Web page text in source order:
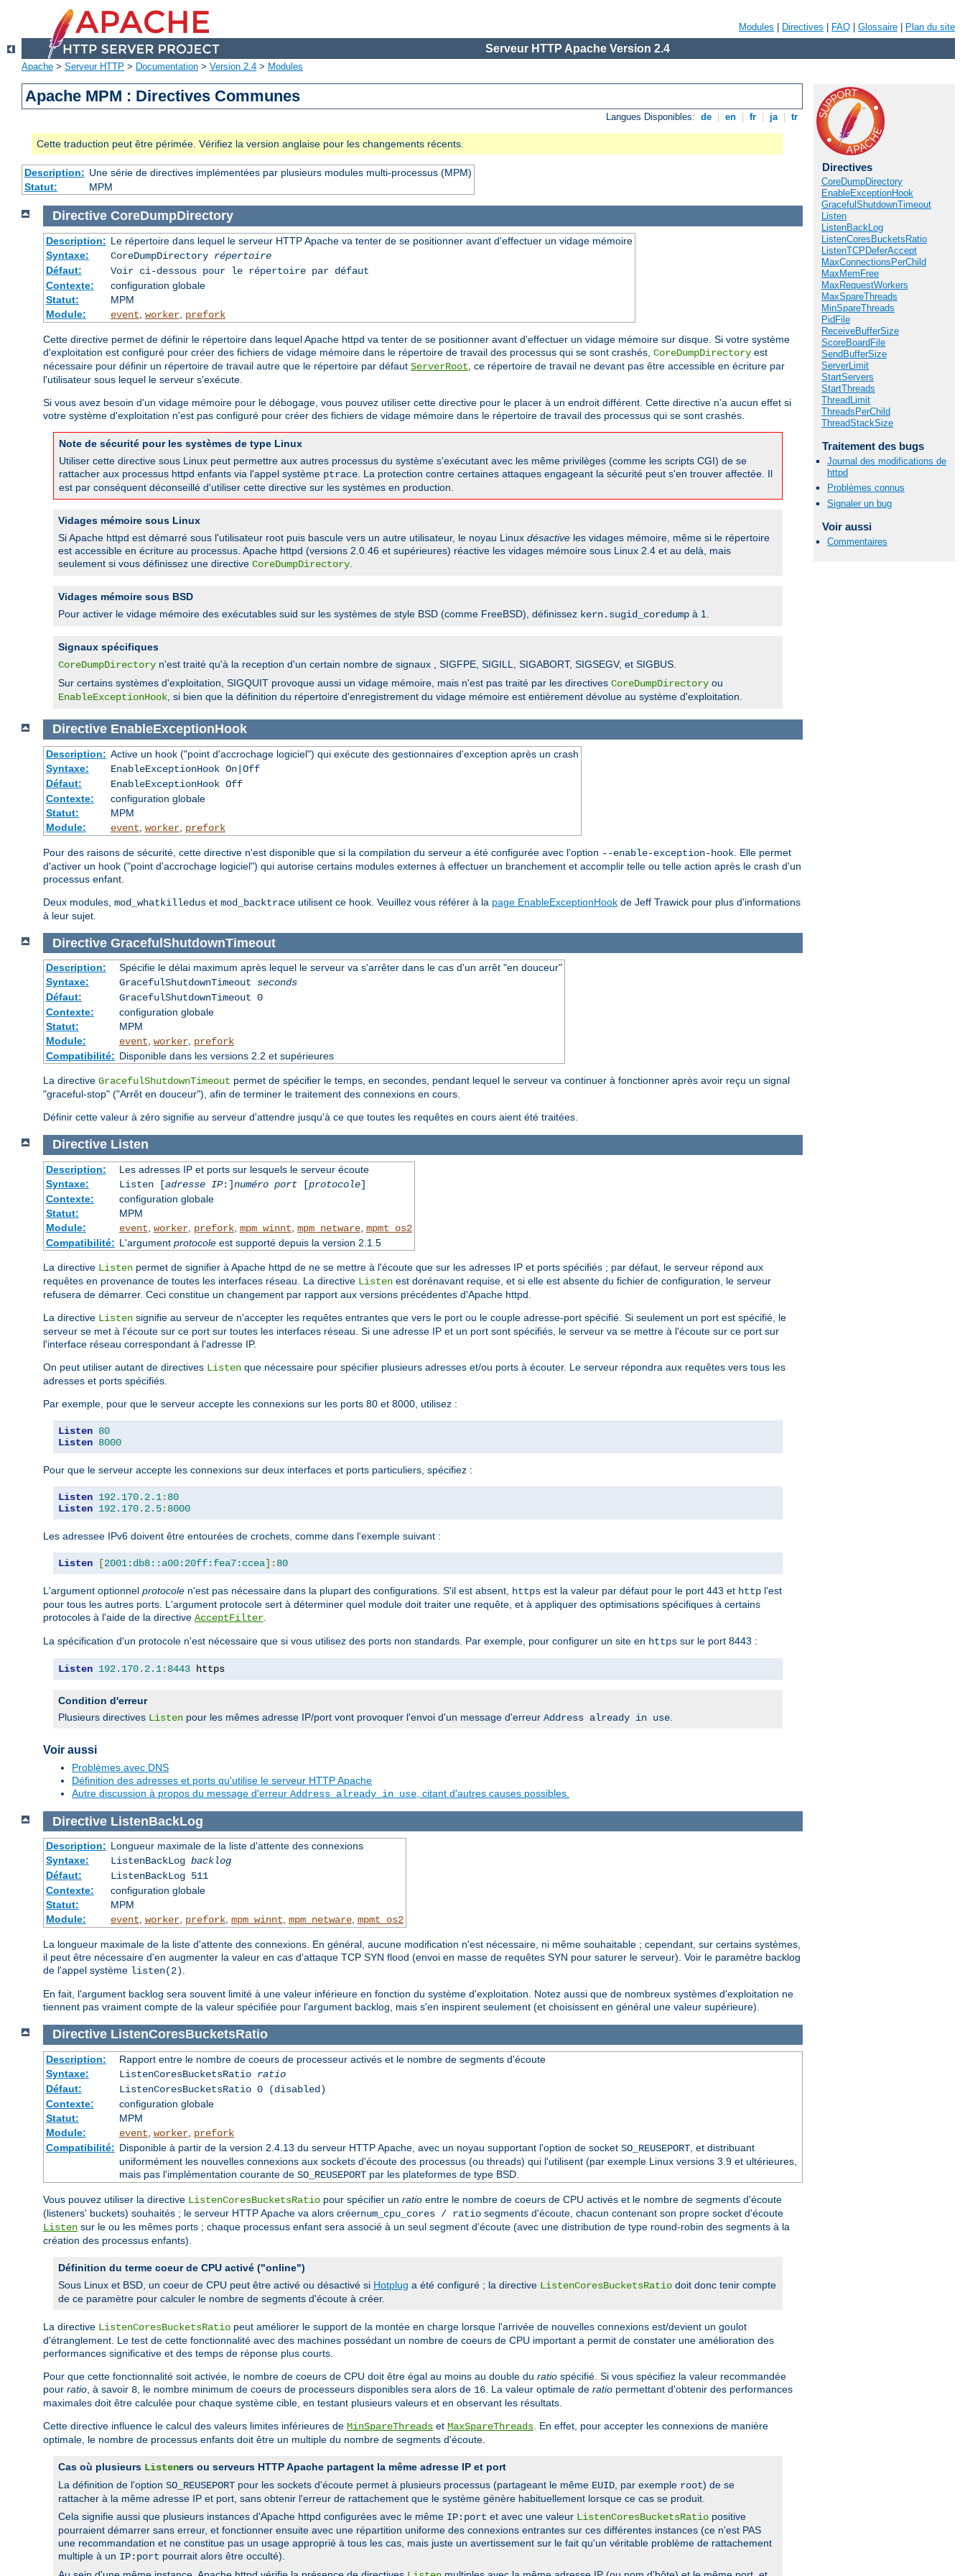
Modules Directives FAQ Glossaire Plan du site
Serveur HTTP Apache Version 2.4
Apache > Serveur HTTP > Documentation > Version 2.4 > Modules
Apache MPM : Directives Communes
Langues Disponibles: de en fr ja tr
Cette traduction peut être périmée. Vérifiez la version anglaise pour les changements récents.
Description: Une série de directives implémentées par plusieurs modules multi-processus (MPM)
Statut:
MPM
Directives
CoreDumpDirectory
EnableExceptionHook
GracefulShutdownTimeout
Listen
ListenBackLog
ListenCoresBucketsRatio
ListenTCPDeferAccept
MaxConnectionsPerChild
MaxMemFree
MaxRequestWorkers
MaxSpareThreads
MinSpareThreads
PidFile
ReceiveBufferSize
ScoreBoardFile
SendBufferSize
ServerLimit
StartServers
StartThreads
ThreadLimit
ThreadsPerChild
ThreadStackSize
Traitement des bugs
Journal des modifications de
httpd
Problèmes connus
Signaler un bug
Voir aussi
Commentaires
Directive CoreDumpDirectory
Description: Le répertoire dans lequel le serveur HTTP Apache va tenter de se positionner avant d'effectuer un vidage mémoire
Syntaxe:
CoreDumpDirectory répertoire
Défaut:
Voir ci-dessous pour le répertoire par défaut
Contexte:
configuration globale
Statut:
MPM
Module:
event worker, prefork
Cette directive permet de définir le répertoire dans lequel Apache httpd va tenter de se positionner avant d'effectuer un vidage mémoire sur disque. Si votre système
d'exploitation est configuré pour créer des fichiers de vidage mémoire dans le répertoire de travail des processus qui se sont crashés, CoreDumpDirectory est
nécessaire pour définir un répertoire de travail autre que le répertoire par défaut ServerRoot , ce répertoire de travail ne devant pas être accessible en écriture par
l'utilisateur sous lequel le serveur s'exécute.
Si vous avez besoin d'un vidage mémoire pour le débogage, vous pouvez utiliser cette directive pour le placer à un endroit différent. Cette directive n'a aucun effet si
votre système d'exploitation n'est pas configuré pour créer des fichiers de vidage mémoire dans le répertoire de travail des processus qui se sont crashés.
Note de sécurité pour les systèmes de type Linux
Utiliser cette directive sous Linux peut permettre aux autres processus du système s'exécutant avec les même privilèges (comme les scripts CGI) de se
rattacher aux processus httpd enfants via l'appel système ptrace . La protection contre certaines attaques engageant la sécurité peut s'en trouver affectée. Il
est par conséquent déconseillé d'utiliser cette directive sur les systèmes en production.
Vidages mémoire sous Linux
Si Apache httpd est démarré sous l'utilisateur root puis bascule vers un autre utilisateur, le noyau Linux désactive les vidages mémoire, même si le répertoire
est accessible en écriture au processus. Apache httpd (versions 2.0.46 et supérieures) réactive les vidages mémoire sous Linux 2.4 et au delà, mais
seulement si vous définissez une directive CoreDumpDirectory
Vidages mémoire sous BSD
Pour activer le vidage mémoire des exécutables suid sur les systèmes de style BSD (comme FreeBSD), définissez kern.sugid_coredump à 1.
Signaux spécifiques
CoreDumpDirectory n'est traité qu'à la reception d'un certain nombre de signaux , SIGFPE, SIGILL, SIGABORT, SIGSEGV, et SIGBUS.
Sur certains systèmes d'exploitation, SIGQUIT provoque aussi un vidage mémoire, mais n'est pas traité par les directives CoreDumpDirectory ou
EnableExceptionHook , si bien que la définition du répertoire d'enregistrement du vidage mémoire est entièrement dévolue au système d'exploitation.
Directive EnableExceptionHook
Description: Active un hook ("point d'accrochage logiciel") qui exécute des gestionnaires d'exception après un crash
Syntaxe:
EnableExceptionHook On|Off
Défaut:
EnableExceptionHook Off
Contexte:
configuration globale
Statut:
MPM
Module:
event worker, prefork
Pour des raisons de sécurité, cette directive n'est disponible que si la compilation du serveur a été configurée avec l'option --enable-exception-hook . Elle permet
d'activer un hook ("point d'accrochage logiciel") qui autorise certains modules externes à effectuer un branchement et accomplir telle ou telle action après le crash d'un
processus enfant.
Deux modules, mod_whatkilledus et mod_backtrace utilisent ce hook. Veuillez vous référer à la page EnableExceptionHook de Jeff Trawick pour plus d'informations
à leur sujet.
Directive GracefulShutdownTimeout
Description:
Spécifie le délai maximum après lequel le serveur va s'arrêter dans le cas d'un arrêt "en douceur"
Syntaxe:
GracefulShutdownTimeout seconds
Défaut:
GracefulShutdownTimeout 0
Contexte:
configuration globale
Statut:
MPM
Module:
event, worker, prefork
Compatibilité: Disponible dans les versions 2.2 et supérieures
La directive GracefulShutdownTimeout permet de spécifier le temps, en secondes, pendant lequel le serveur va continuer à fonctionner après avoir reçu un signal
"graceful-stop" ("Arrêt en douceur"), afin de terminer le traitement des connexions en cours.
Définir cette valeur à zéro signifie au serveur d'attendre jusqu'à ce que toutes les requêtes en cours aient été traitées.
Directive Listen
Description:
Les adresses IP et ports sur lesquels le serveur écoute
Syntaxe:
Listen [adresse IP:]numéro port[protocole]
Contexte:
configuration globale
Statut:
MPM
Module:
event worker, prefork, mpm_winnt mpm_netware, mpmt_os2
Compatibilité: L'argument protocoleest supporté depuis la version 2.1.5
La directive Listen permet de signifier à Apache httpd de ne se mettre à l'écoute que sur les adresses IP et ports spécifiés ; par défaut, le serveur répond aux
requêtes en provenance de toutes les interfaces réseau. La directive Listen est dorénavant requise, et si elle est absente du fichier de configuration, le serveur
refusera de démarrer. Ceci constitue un changement par rapport aux versions précédentes d'Apache httpd.
La directive Listen signifie au serveur de n'accepter les requêtes entrantes que vers le port ou le couple adresse-port spécifié. Si seulement un port est spécifié, le
serveur se met à l'écoute sur ce port sur toutes les interfaces réseau. Si une adresse IP et un port sont spécifiés, le serveur va se mettre à l'écoute sur ce port sur
l'interface réseau correspondant à l'adresse IP.
On peut utiliser autant de directives Listen que nécessaire pour spécifier plusieurs adresses et/ou ports à écouter. Le serveur répondra aux requêtes vers tous les
adresses et ports spécifiés.
Par exemple, pour que le serveur accepte les connexions sur les ports 80 et 8000, utilisez :
Listen 80
Listen 8000
Pour que le serveur accepte les connexions sur deux interfaces et ports particuliers, spécifiez :
Listen 192.170. 2.1: 80
Listen 192.170. 2.5: 8000
Les adressee IPv6 doivent être entourées de crochets, comme dans l'exemple suivant :
Listen [2001:db8::a00:20ff:fea7:ccea]: 80
L'argument optionnel protocole n'est pas nécessaire dans la plupart des configurations. S'il est absent, https est la valeur par défaut pour le port 443 et http l'est
pour tous les autres ports. L'argument protocole sert à déterminer quel module doit traiter une requête, et à appliquer des optimisations spécifiques à certains
protocoles à l'aide de la directive AcceptFilter
La spécification d'un protocole n'est nécessaire que si vous utilisez des ports non standards. Par exemple, pour configurer un site en https sur le port 8443 :
Listen 192.170. 2.1: 8443 https
Condition d'erreur
Plusieurs directives Listen pour les mêmes adresse IP/port vont provoquer l'envoi d'un message d'erreur Address already in use
Voir aussi
Problèmes avec DNS
Définition des adresses et ports qu'utilise le serveur HTTP Apache
Autre discussion à propos du message d'erreur Address already in use , citant d'autres causes possibles.
Directive ListenBackLog
Description: Longueur maximale de la liste d'attente des connexions
Syntaxe:
ListenBackLog backlog
Défaut:
ListenBackLog 511
Contexte:
configuration globale
Statut:
MPM
Module:
event, worker, prefork, mpm_winnt, mpm_netware, mpmt_os2
La longueur maximale de la liste d'attente des connexions. En général, aucune modification n'est nécessaire, ni même souhaitable ; cependant, sur certains systèmes,
il peut être nécessaire d'en augmenter la valeur en cas d'attaque TCP SYN flood (envoi en masse de requêtes SYN pour saturer le serveur). Voir le paramètre backlog
de l'appel système listen(2).
En fait, l'argument backlog sera souvent limité à une valeur inférieure en fonction du système d'exploitation. Notez aussi que de nombreux systèmes d'exploitation ne
tiennent pas vraiment compte de la valeur spécifiée pour l'argument backlog, mais s'en inspirent seulement (et choisissent en général une valeur supérieure).
Directive ListenCoresBucketsRatio
Description:
Rapport entre le nombre de coeurs de processeur activés et le nombre de segments d'écoute
Syntaxe:
ListenCoresBucketsRatio ratio
Défaut:
ListenCoresBucketsRatio 0 (disabled)
Contexte:
configuration globale
Statut:
MPM
Module:
event worker, prefork
Compatibilité: Disponible à partir de la version 2.4.13 du serveur HTTP Apache, avec un noyau supportant l'option de socket SO_REUSEPORT, et distribuant
uniformément les nouvelles connexions aux sockets d'écoute des processus (ou threads) qui l'utilisent (par exemple Linux versions 3.9 et ultérieures,
mais pas l'implémentation courante de SO_REUSEPORTpar les plateformes de type BSD.
Vous pouvez utiliser la directive ListenCoresBucketsRatio pour spécifier un ratio entre le nombre de coeurs de CPU activés et le nombre de segments d'écoute
(listeners' buckets) souhaités ; le serveur HTTP Apache va alors créernum_cpu_cores / ratio segments d'écoute, chacun contenant son propre socket d'écoute
Listen sur le ou les mêmes ports ; chaque processus enfant sera associé à un seul segment d'écoute (avec une distribution de type round-robin des segments à la
création des processus enfants).
Définition du terme coeur de CPU activé ("online")
Sous Linux et BSD, un coeur de CPU peut être activé ou désactivé si Hotplug a été configuré ; la directive ListenCoresBucketsRatio doit donc tenir compte
de ce paramètre pour calculer le nombre de segments d'écoute à créer.
La directive ListenCoresBucketsRatio peut améliorer le support de la montée en charge lorsque l'arrivée de nouvelles connexions est/devient un goulot
d'étranglement. Le test de cette fonctionnalité avec des machines possédant un nombre de coeurs de CPU important a permit de constater une amélioration des
performances significative et des temps de réponse plus courts.
Pour que cette fonctionnalité soit activée, le nombre de coeurs de CPU doit être égal au moins au double du ratio spécifié. Si vous spécifiez la valeur recommandée
pour ratio , à savoir 8 , le nombre minimum de coeurs de processeurs disponibles sera alors de 16 . La valeur optimale de ratio permettant d'obtenir des performances
maximales doit être calculée pour chaque système cible, en testant plusieurs valeurs et en observant les résultats.
Cette directive influence le calcul des valeurs limites inférieures de MinSpareThreads et MaxSpareThreads . En effet, pour accepter les connexions de manière
optimale, le nombre de processus enfants doit être un multiple du nombre de segments d'écoute.
Cas où plusieurs Listeners ou serveurs HTTP Apache partagent la même adresse IP et port
La définition de l'option SO_REUSEPORT pour les sockets d'écoute permet à plusieurs processus (partageant le même EUID , par exemple root) de se
rattacher à la même adresse IP et port, sans obtenir l'erreur de rattachement que le système génère habituellement lorsque ce cas se produit.
Cela signifie aussi que plusieurs instances d'Apache httpd configurées avec le même IP:port et avec une valeur ListenCoresBucketsRatio positive
pourraient démarrer sans erreur, et fonctionner ensuite avec une répartition uniforme des connexions entrantes sur ces différentes instances (ce n'est PAS
une recommandation et ne constitue pas un usage approprié à tous les cas, mais juste un avertissement sur le fait qu'un véritable problème de rattachement
multiple à un IP:port pourrait alors être occulté).